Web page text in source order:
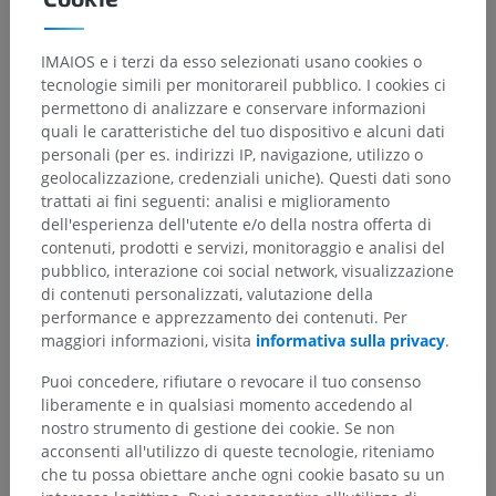
Anatomia veterinaria
Artrologia > Termini generali >
Articolazioni cartilaginee
Strutture sottostanti:
Sincondrosi
Diartro-anfiartrosi
Sinfisi
Anatomia comparata umana
Traduzioni
IMAIOS e i terzi da esso selezionati usano cookies o
tecnologie simili per monitorareil pubblico. I cookies ci
permettono di analizzare e conservare informazioni
quali le caratteristiche del tuo dispositivo e alcuni dati
personali (per es. indirizzi IP, navigazione, utilizzo o
geolocalizzazione, credenziali uniche). Questi dati sono
trattati ai fini seguenti: analisi e miglioramento
dell'esperienza dell'utente e/o della nostra offerta di
contenuti, prodotti e servizi, monitoraggio e analisi del
pubblico, interazione coi social network, visualizzazione
di contenuti personalizzati, valutazione della
performance e apprezzamento dei contenuti. Per
maggiori informazioni, visita informativa sulla privacy.
Puoi concedere, rifiutare o revocare il tuo consenso
liberamente e in qualsiasi momento accedendo al
nostro strumento di gestione dei cookie. Se non
acconsenti all'utilizzo di queste tecnologie, riteniamo
che tu possa obiettare anche ogni cookie basato su un